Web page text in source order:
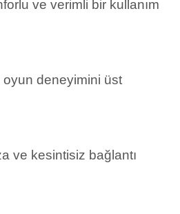
ve verimli bir kullanım
deneyimini üst
ve kesintisiz bağlantı